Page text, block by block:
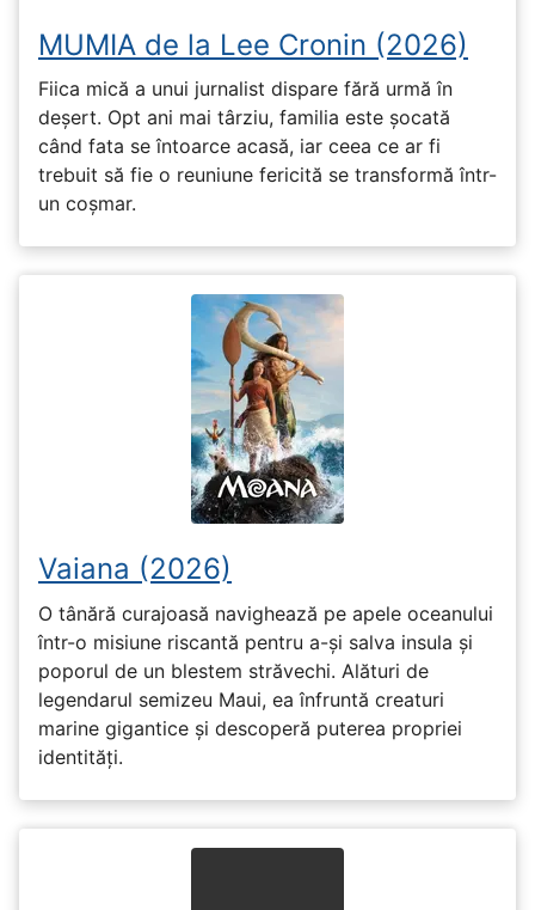
MUMIA de la Lee Cronin (2026)
Fiica mică a unui jurnalist dispare fără urmă în
deșert. Opt ani mai târziu, familia este șocată
când fata se întoarce acasă, iar ceea ce ar fi
trebuit să fie o reuniune fericită se transformă într-
un coșmar.
Vaiana (2026)
O tânără curajoasă navighează pe apele oceanului
într-o misiune riscantă pentru a-și salva insula și
poporul de un blestem străvechi. Alături de
legendarul semizeu Maui, ea înfruntă creaturi
marine gigantice și descoperă puterea propriei
identități.